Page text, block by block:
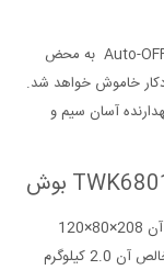
کتری برقی مدل TWK6801 با مجهز بوده به سیستم Auto-OFF به محض
خاموش خواهد شد.
آسان سیم و
اگر بخواهیم از ظاهر این دستگاه براییتان بگوییم ابعاد آن 208×80×120
میلی‌متر بوده که وزن آن خالص آن نیز 1.6 و وزن ناخالص آن 2.0 کیلوگرم